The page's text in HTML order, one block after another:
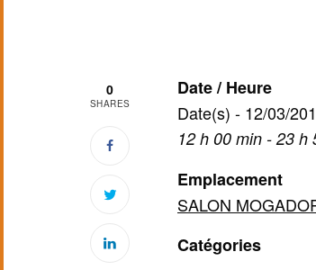
0
SHARES
Date / Heure
Date(s) - 12/03/
12 h 00 min - 23 h
Emplacement
SALON
Catégories